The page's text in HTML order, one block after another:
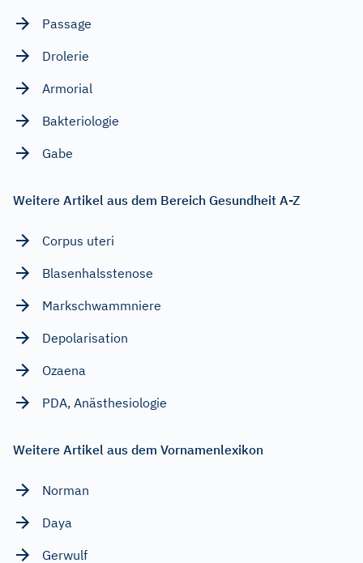
Passage
Drolerie
Armorial
Bakteriologie
Gabe
Weitere Artikel aus dem Bereich Gesundheit A-Z
Corpus uteri
Blasenhalsstenose
Markschwammniere
Depolarisation
Ozaena
PDA, Anästhesiologie
Weitere Artikel aus dem Vornamenlexikon
Norman
Daya
Gerwulf